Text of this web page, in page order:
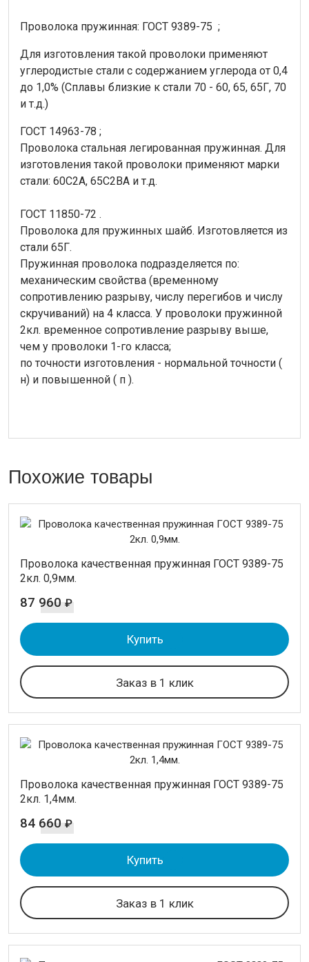
Проволока пружинная: ГОСТ 9389-75 ;
Для изготовления такой проволоки применяют
углеродистые стали с содержанием углерода от 0,4
до 1,0% (Сплавы близкие к стали 70 - 60, 65, 65Г, 70
и т.д.)
ГОСТ 14963-78 ;
Проволока стальная легированная пружинная. Для
изготовления такой проволоки применяют марки
стали: 60С2А, 65С2ВА и т.д.
ГОСТ 11850-72 .
Проволока для пружинных шайб. Изготовляется из
стали 65Г.
Пружинная проволока подразделяется по:
механическим свойства (временному
сопротивлению разрыву, числу перегибов и числу
скручиваний) на 4 класса. У проволоки пружинной
2кл. временное сопротивление разрыву выше,
чем у проволоки 1-го класса;
по точности изготовления - нормальной точности (
н) и повышенной ( п ).
Похожие товары
Проволока качественная пружинная ГОСТ 9389-75
2кл. 0,9мм.
87 960 ₽
Купить
Заказ в 1 клик
Проволока качественная пружинная ГОСТ 9389-75
2кл. 1,4мм.
84 660 ₽
Купить
Заказ в 1 клик